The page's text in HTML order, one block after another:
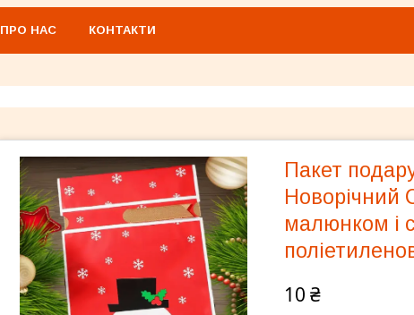
ПРО НАС КОНТАКТИ
Пакет
Новорічний
малюнком і
10 ₴